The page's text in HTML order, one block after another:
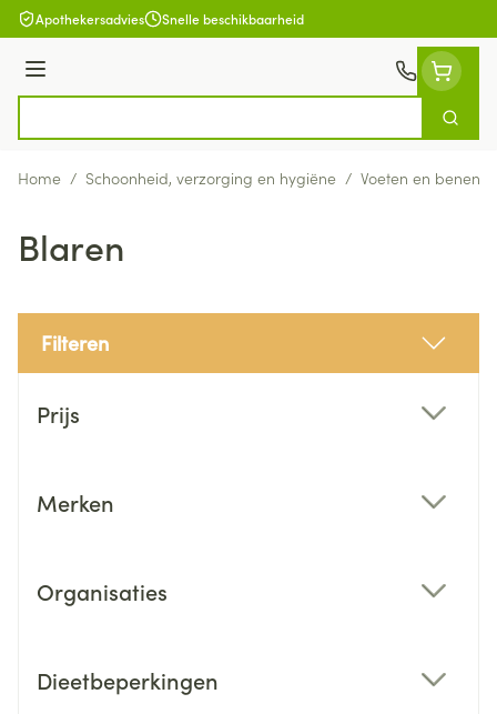
Ga naar de inhoud
Apothekersadvies Snelle beschikbaarheid
Menu
Zoek
Home / Schoonheid, verzorging en hygiëne / Voeten en benen
Blaren
Filteren
Prijs
Merken
Organisaties
Dieetbeperkingen